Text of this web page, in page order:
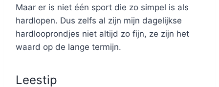
Maar er is niet één sport die zo simpel is als
hardlopen. Dus zelfs al zijn mijn dagelijkse
hardlooprondjes niet altijd zo fijn, ze zijn het
waard op de lange termijn.
Leestip